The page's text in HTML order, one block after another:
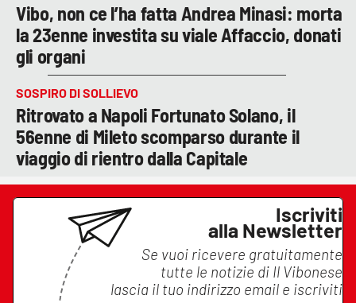
Vibo, non ce l’ha fatta Andrea Minasi: morta
la 23enne investita su viale Affaccio, donati
gli organi
SOSPIRO DI SOLLIEVO
Ritrovato a Napoli Fortunato Solano, il
56enne di Mileto scomparso durante il
viaggio di rientro dalla Capitale
Iscriviti
alla Newsletter
Se vuoi ricevere gratuitamente
tutte le notizie di Il Vibonese
lascia il tuo indirizzo email e iscriviti